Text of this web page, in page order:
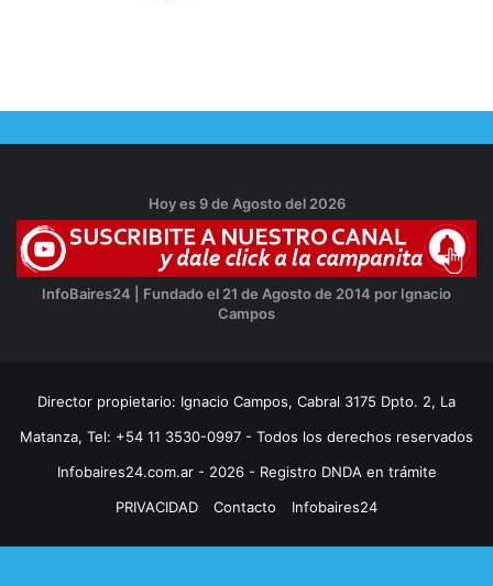
Hoy es 9 de Agosto del 2026
InfoBaires24 | Fundado el 21 de Agosto de 2014 por Ignacio
Campos
Director propietario: Ignacio Campos, Cabral 3175 Dpto. 2, La
Matanza, Tel: +54 11 3530-0997 - Todos los derechos reservados
Infobaires24.com.ar - 2026 - Registro DNDA en trámite
PRIVACIDAD
Contacto Infobaires24